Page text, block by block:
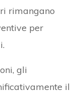
rimangano
per
gli
il